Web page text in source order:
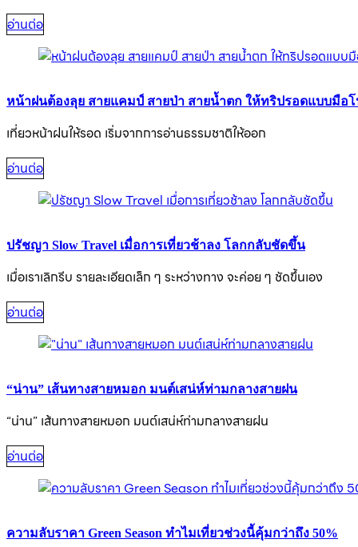
อ่านต่อ
หน้าฝนต้องลุย สายแคมป์ สายป่า สายน้ำตก ให้ทริปรอดแบบมือโ
เที่ยวหน้าฝนให้รอด เริ่มจากการอ่านธรรมชาติให้ออก
อ่านต่อ
ปรัชญา Slow Travel เมื่อการเที่ยวช้าลง โลกกลับชัดขึ้น
เมื่อเราเลิกรีบ รายละเอียดเล็ก ๆ ระหว่างทาง จะค่อย ๆ ชัดขึ้นเอง
อ่านต่อ
“น่าน” เส้นทางสายหมอก มนต์เสน่ห์ท่ามกลางสายฝน
“น่าน” เส้นทางสายหมอก มนต์เสน่ห์ท่ามกลางสายฝน
อ่านต่อ
ความลับราคา Green Season ทำไมเที่ยวช่วงนี้คุ้มกว่าถึง 50%